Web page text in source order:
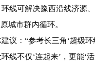
线可解决豫西沿线济源
城市群内循环。
：“参考长三角‘超级环
线不仅‘连起来’，更能‘